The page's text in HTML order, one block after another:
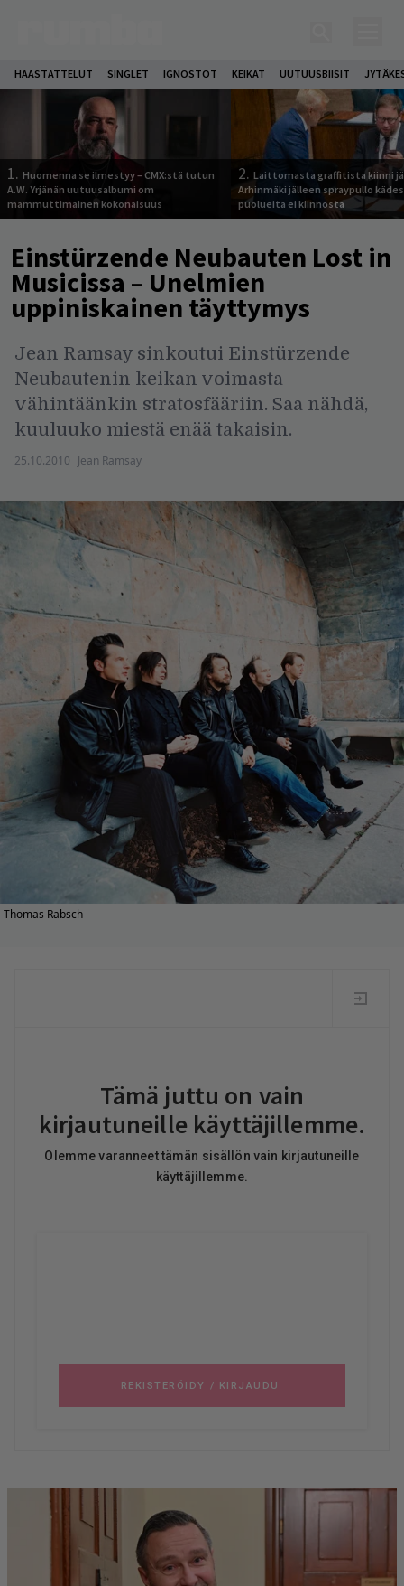
HAASTATTELUT SINGLET IGNOSTOT KEIKAT UUTUUSBIISIT
1. Huomenna se ilmestyy – CMX:stä tutun
A.W. Yrjänän uutuusalbumi om
mammuttimainen kokonaisuus
2. Laittomasta graffitista kiinni
Arhinmäki jälleen spraypullo
puolueita ei kiinnosta
Einstürzende Neubauten Lost in
Musicissa – Unelmien
uppiniskainen täyttymys
Jean Ramsay sinkoutui Einstürzende
Neubautenin keikan voimasta
vähintäänkin stratosfääriin. Saa nähdä,
kuuluuko miestä enää takaisin.
25.10.2010 Jean Ramsay
Thomas Rabsch